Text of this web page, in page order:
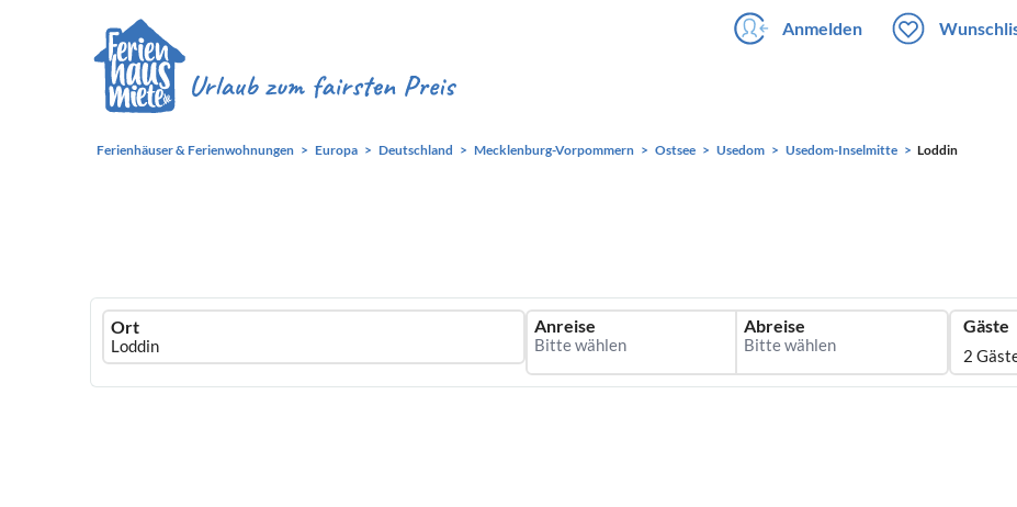
Anmelden
Ferienhäuser & Ferienwohnungen Europa Deutschland Mecklenburg-Vorpommern Ostsee Usedom Usedom-Inselmitte Loddin
Ferienhausmiete
logo
Ort Anreise Abreise Gäste
2